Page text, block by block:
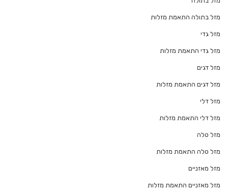
מזל בתולה התאמת מזלות
מזל גדי
מזל גדי התאמת מזלות
מזל דגים
מזל דגים התאמת מזלות
מזל דלי
מזל דלי התאמת מזלות
מזל טלה
מזל טלה התאמת מזלות
מזל מאזניים
מזל מאזניים התאמת מזלות